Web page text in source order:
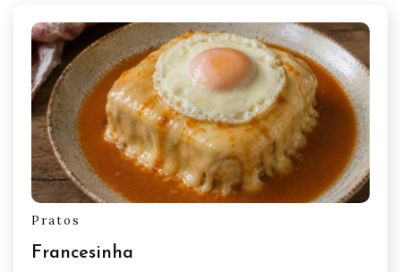
Pratos
Francesinha